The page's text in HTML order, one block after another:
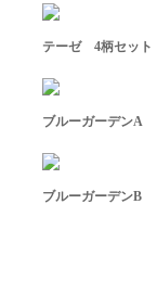
テーゼ 4柄セット
ブルーガーデンA
ブルーガーデンB